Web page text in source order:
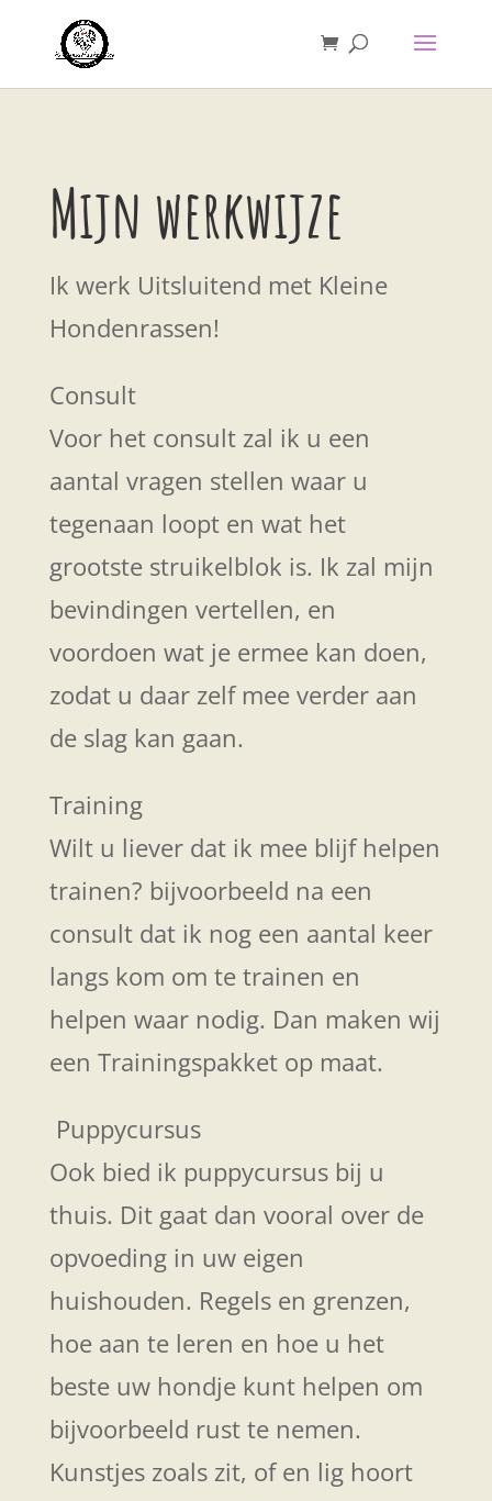
Mijn werkwijze
Ik werk Uitsluitend met Kleine
Hondenrassen!
Consult
Voor het consult zal ik u een
aantal vragen stellen waar u
tegenaan loopt en wat het
grootste struikelblok is. Ik zal mijn
bevindingen vertellen, en
voordoen wat je ermee kan doen,
zodat u daar zelf mee verder aan
de slag kan gaan.
Training
Wilt u liever dat ik mee blijf helpen
trainen? bijvoorbeeld na een
consult dat ik nog een aantal keer
langs kom om te trainen en
helpen waar nodig. Dan maken wij
een Trainingspakket op maat.
Puppycursus
Ook bied ik puppycursus bij u
thuis. Dit gaat dan vooral over de
opvoeding in uw eigen
huishouden. Regels en grenzen,
hoe aan te leren en hoe u het
beste uw hondje kunt helpen om
bijvoorbeeld rust te nemen.
Kunstjes zoals zit, of en lig hoort